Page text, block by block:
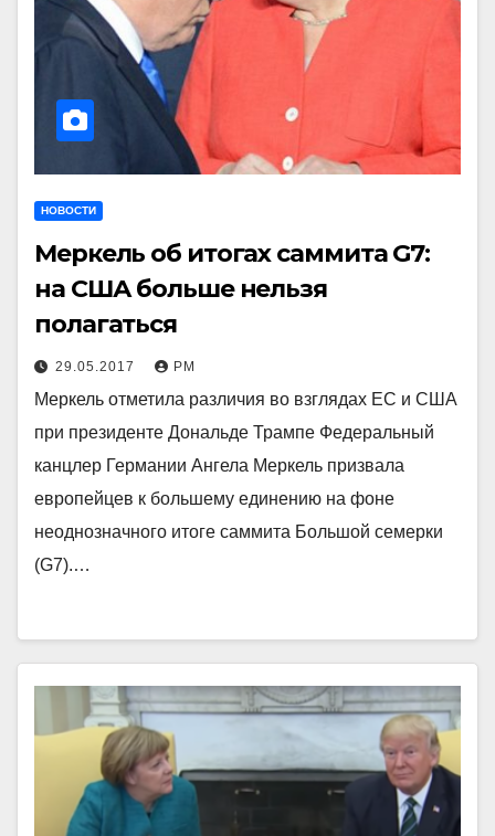
НОВОСТИ
Меркель об итогах саммита G7:
на США больше нельзя
полагаться
29.05.2017 РМ
Меркель отметила различия во взглядах ЕС и США
при президенте Дональде Трампе Федеральный
канцлер Германии Ангела Меркель призвала
европейцев к большему единению на фоне
неоднозначного итоге саммита Большой семерки
(G7).…